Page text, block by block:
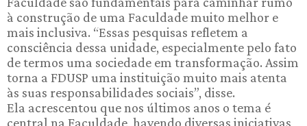
à construção de uma Faculdade muito melhor e
mais inclusiva. “Essas pesquisas refletem a
consciência dessa unidade, especialmente pelo fato
de termos uma sociedade em transformação. Assim
torna a FDUSP uma instituição muito mais atenta
às suas responsabilidades sociais”, disse.
Ela acrescentou que nos últimos anos o tema é
central na Faculdade, havendo diversas iniciativas